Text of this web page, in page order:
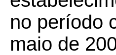
no período
maio de